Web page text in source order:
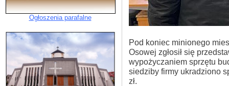
Ogłoszenia parafalne
Pod koniec minionego
Osowej zgłosił się
wypożyczaniem sprzętu
siedziby firmy ukradziono
zł.